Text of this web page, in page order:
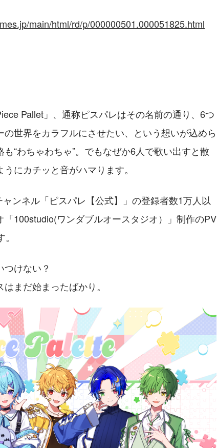
main/html/rd/p/000000501.000051825.html
Pallet」、通称ピスパレはその名前の通り、6つ
世界をカラフルにさせたい、という想いが込めら
“わちゃわちゃ”。でもなぜか6人で歌い出すと散
にカチッと音がハマります。
ンネル「ピスパレ【公式】」の登録者数1万人以
「100studio(ワンダブルオースタジオ）」制作のPV
けない？
まだ始まったばかり。